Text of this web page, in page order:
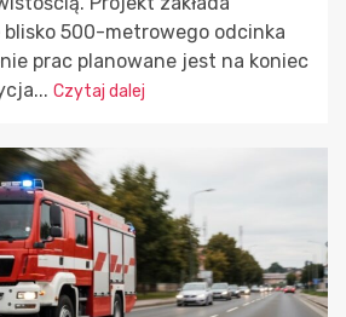
500-metrowego odcinka
prac planowane jest na koniec
Czytaj dalej